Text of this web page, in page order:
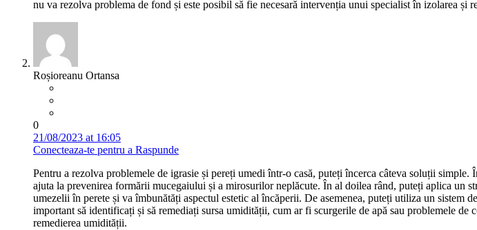
nu va rezolva problema de fond și este posibil să fie necesară intervenția unui specialist în izolarea și
Roșioreanu Ortansa
0
21/08/2023 at 16:05
Conecteaza-te pentru a Raspunde
Pentru a rezolva problemele de igrasie și pereți umedi într-o casă, puteți încerca câteva soluții
ajuta la prevenirea formării mucegaiului și a mirosurilor neplăcute. În al doilea rând, puteți aplica un
umezelii în perete și va îmbunătăți aspectul estetic al încăperii. De asemenea, puteți utiliza un sistem
important să identificați și să remediați sursa umidității, cum ar fi scurgerile de apă sau problemele
remedierea umidității.